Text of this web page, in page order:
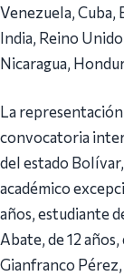
Venezuela, Cuba,
India, Reino
Nicaragua,
La representación
convocatoria
del estado
académico
años, estudiante
Abate, de 12
Gianfranco Pérez,